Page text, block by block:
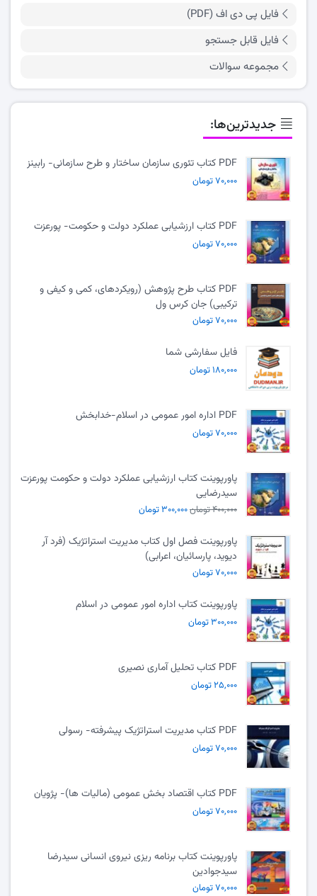
فایل پی دی اف (PDF)
فایل قابل جستجو
مجموعه سوالات
جدیدترین‌ها:
PDF کتاب تئوری سازمان ساختار و طرح سازمانی- رابینز
۷۰,۰۰۰ تومان
PDF کتاب ارزشیابی عملکرد دولت و حکومت- پورعزت
۷۰,۰۰۰ تومان
PDF کتاب طرح پژوهش (رویکردهای، کمی و کیفی و
ترکیبی) جان کرس ول
۷۰,۰۰۰ تومان
فایل سفارشی شما
۱۸۰,۰۰۰ تومان
PDF اداره امور عمومی در اسلام-خدابخش
۷۰,۰۰۰ تومان
پاورپوینت کتاب ارزشیابی عملکرد دولت و حکومت پورعزت
سیدرضایی
۴۰۰,۰۰۰ تومان ۳۰۰,۰۰۰ تومان
پاورپوینت فصل اول کتاب مدیریت استراتژیک (فرد آر
دیوید، پارسائیان، اعرابی)
۷۰,۰۰۰ تومان
پاورپوینت کتاب اداره امور عمومی در اسلام
۳۰۰,۰۰۰ تومان
PDF کتاب تحلیل آماری نصیری
۲۵,۰۰۰ تومان
PDF کتاب مدیریت استراتژیک پیشرفته- رسولی
۷۰,۰۰۰ تومان
PDF کتاب اقتصاد بخش عمومی (مالیات ها)- پژویان
۷۰,۰۰۰ تومان
پاورپوینت کتاب برنامه ریزی نیروی انسانی سیدرضا
سیدجوادین
۷۰,۰۰۰ تومان